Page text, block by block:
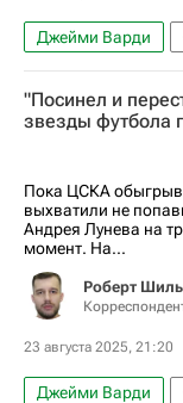
Джейми Варди
Лестер Сити
"Посинел и
звезды футбола
Пока ЦСКА
выхватили не
Андрея Лунева на
момент. На...
Роберт
23 августа 2025, 21:20
Джейми Варди